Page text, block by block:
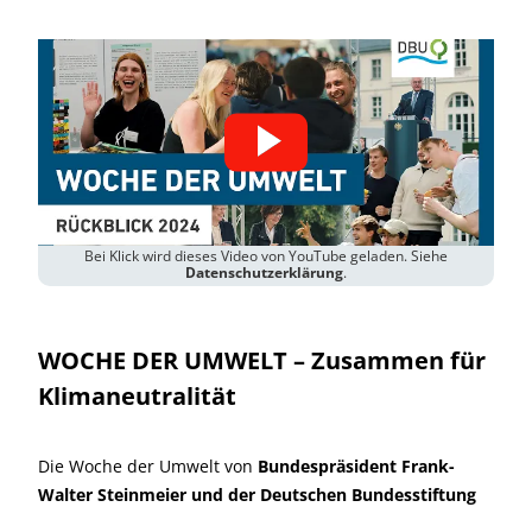
Bei Klick wird dieses Video von YouTube geladen. Siehe
Datenschutzerklärung.
WOCHE DER UMWELT– Zusammen für
Klimaneutralität
Die Woche der Umwelt von Bundespräsident Frank-
Walter Steinmeier und der Deutschen Bundesstiftung